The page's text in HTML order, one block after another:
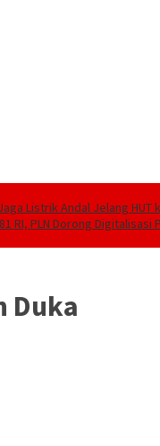
Listrik Andal Jelang HUT
RI, PLN Dorong
Duka